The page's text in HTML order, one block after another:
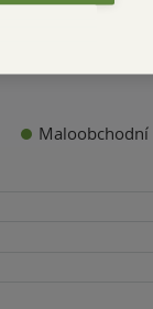
Maloobchodní